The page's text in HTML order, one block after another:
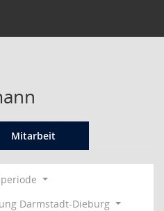
Mitarbeit
Darmstadt-Dieburg